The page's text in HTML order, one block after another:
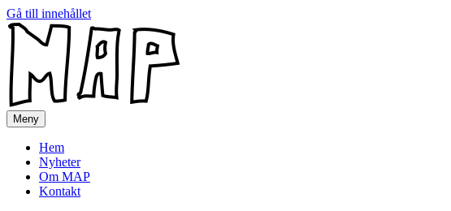
Gå till innehållet
Meny
Hem
Nyheter
Om MAP
Kontakt